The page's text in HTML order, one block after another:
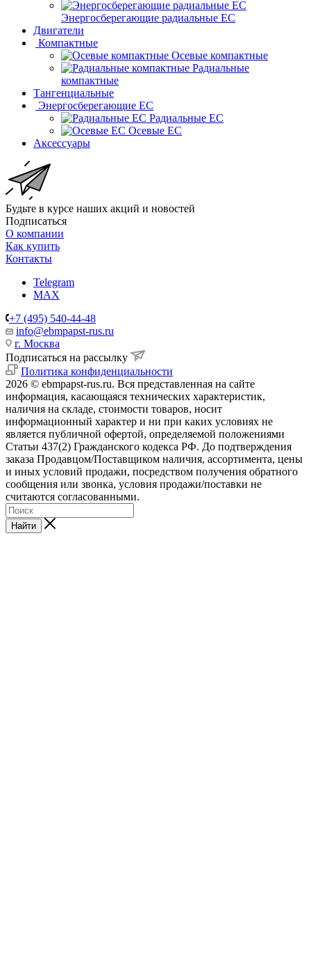
Энергосберегающие радиальные EC
Двигатели
Компактные
Осевые компактные
Радиальные
компактные
Тангенциальные
Энергосберегающие EC
Радиальные EC
Осевые EC
Аксессуары
Будьте в курсе наших акций и новостей
Подписаться
О компании
Как купить
Контакты
Telegram
MAX
+7 (495) 540-44-48
info@ebmpapst-rus.ru
г. Москва
Подписаться на рассылку
Политика конфиденциальности
2026 © ebmpapst-rus.ru. Вся представленная на сайте
информация, касающаяся технических характеристик,
наличия на складе, стоимости товаров, носит
информационный характер и ни при каких условиях не
является публичной офертой, определяемой положениями
Статьи 437(2) Гражданского кодекса РФ. До подтверждения
заказа Продавцом/Поставщиком наличия, ассортимента, цены
и иных условий продажи, посредством получения обратного
сообщения или звонка, условия продажи/поставки не
считаются согласованными.
Найти